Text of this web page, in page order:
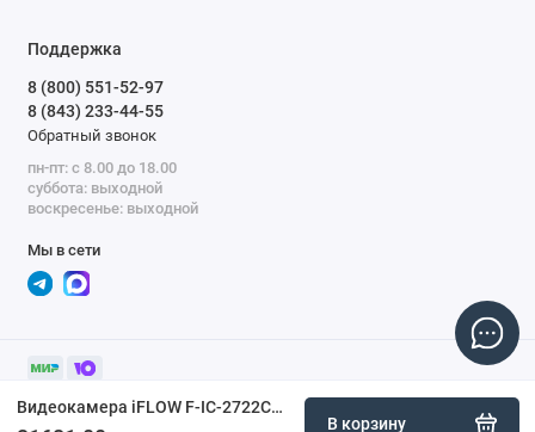
Видеокамера iFLOW F-IC-2722C2MSZ4(2.8-12mm)
В корзину
Поддержка
8 (800) 551-52-97
8 (843) 233-44-55
Обратный звонок
пн-пт: с 8.00 до 18.00
суббота: выходной
воскресенье: выходной
Мы в сети